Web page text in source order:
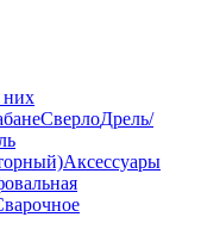
них
СверлоДрель/
Аксессуары